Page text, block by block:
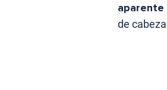
aparente
de